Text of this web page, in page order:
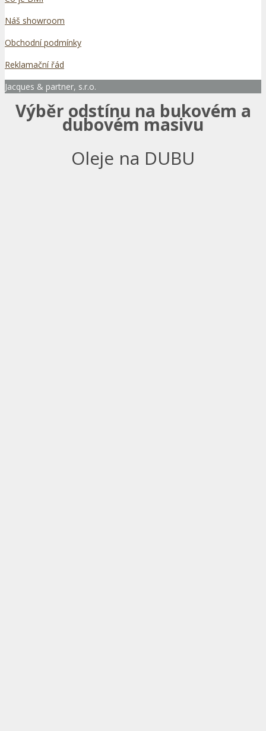
Náš showroom
Obchodní podmínky
Reklamační řád
Jacques & partner, s.r.o.
Výběr odstínu na bukovém a
dubovém masivu
Oleje na DUBU